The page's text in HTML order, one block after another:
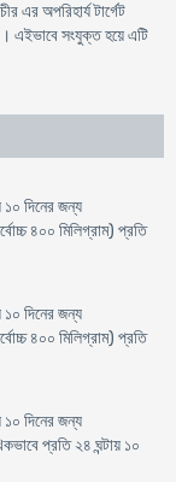
এর অপরিহার্য টার্গেট
এইভাবে সংযুক্ত হয়ে এটি
১০ দিনের জন্য
৪০০ মিলিগ্রাম) প্রতি
১০ দিনের জন্য
৪০০ মিলিগ্রাম) প্রতি
১০ দিনের জন্য
প্রতি ২৪ ঘন্টায় ১০